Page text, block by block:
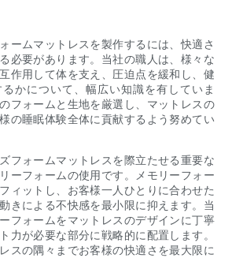
ームマットレスを製作するには、快適さ
必要があります。当社の職人は、様々な
作用して体を支え、圧迫点を緩和し、健
かについて、幅広い知識を有していま
フォームと生地を厳選し、マットレスの
の睡眠体験全体に貢献するよう努めてい
フォームマットレスを際立たせる重要な
ーフォームの使用です。メモリーフォー
ィットし、お客様一人ひとりに合わせた
きによる不快感を最小限に抑えます。当
フォームをマットレスのデザインに丁寧
力が必要な部分に戦略的に配置します。
スの隅々までお客様の快適さを最大限に